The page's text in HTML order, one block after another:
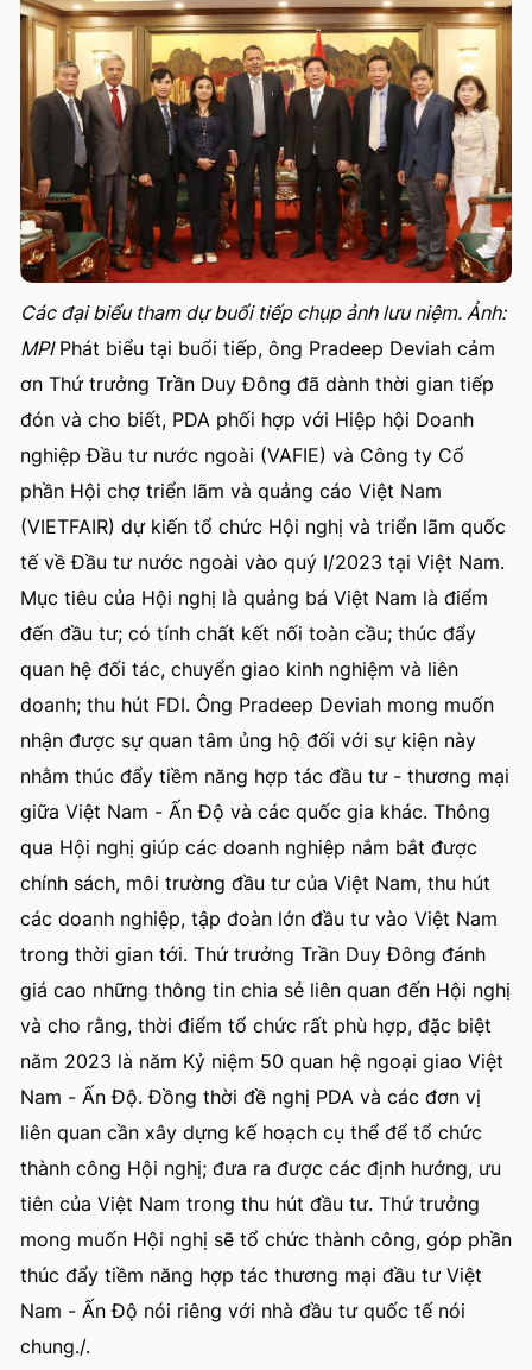
Các đại biểu tham dự buổi tiếp chụp ảnh lưu niệm. Ảnh:
MPIPhát biểu tại buổi tiếp, ông Pradeep Deviah cảm
ơn Thứ trưởng Trần Duy Đông đã dành thời gian tiếp
đón và cho biết, PDA phối hợp với Hiệp hội Doanh
nghiệp Đầu tư nước ngoài (VAFIE) và Công ty Cổ
phần Hội chợ triển lãm và quảng cáo Việt Nam
(VIETFAIR) dự kiến tổ chức Hội nghị và triển lãm quốc
tế về Đầu tư nước ngoài vào quý I/2023 tại Việt Nam.
Mục tiêu của Hội nghị là quảng bá Việt Nam là điểm
đến đầu tư; có tính chất kết nối toàn cầu; thúc đẩy
quan hệ đối tác, chuyển giao kinh nghiệm và liên
doanh; thu hút FDI. Ông Pradeep Deviah mong muốn
nhận được sự quan tâm ủng hộ đối với sự kiện này
nhằm thúc đẩy tiềm năng hợp tác đầu tư - thương mại
giữa Việt Nam - Ấn Độ và các quốc gia khác. Thông
qua Hội nghị giúp các doanh nghiệp nắm bắt được
chính sách, môi trường đầu tư của Việt Nam, thu hút
các doanh nghiệp, tập đoàn lớn đầu tư vào Việt Nam
trong thời gian tới. Thứ trưởng Trần Duy Đông đánh
giá cao những thông tin chia sẻ liên quan đến Hội nghị
và cho rằng, thời điểm tổ chức rất phù hợp, đặc biệt
năm 2023 là năm Kỷ niệm 50 quan hệ ngoại giao Việt
Nam - Ấn Độ. Đồng thời đề nghị PDA và các đơn vị
liên quan cần xây dựng kế hoạch cụ thể để tổ chức
thành công Hội nghị; đưa ra được các định hướng, ưu
tiên của Việt Nam trong thu hút đầu tư. Thứ trưởng
mong muốn Hội nghị sẽ tổ chức thành công, góp phần
thúc đẩy tiềm năng hợp tác thương mại đầu tư Việt
Nam - Ấn Độ nói riêng với nhà đầu tư quốc tế nói
chung./.